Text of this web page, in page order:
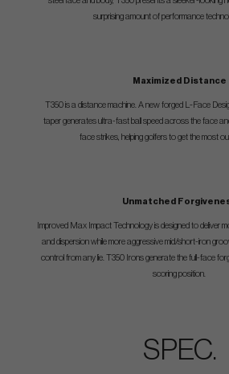
surprising amount of performance
Maximized Distance
T350 is a distance machine. A new forged L-Face
taper generates ultra-fast ball speed across the face
face strikes, helping golfers to get the most
Unmatched
Improved Max Impact Technology is designed to deliver
and dispersion while more aggressive mid/short-iron
control from any lie. T350 Irons generate the full-face
scoring position.
SPEC.